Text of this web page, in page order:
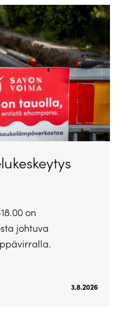
on
johtuva
3.8.2026